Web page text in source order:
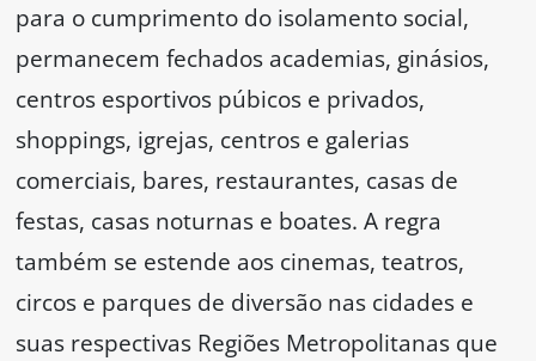
para o cumprimento do isolamento social,
permanecem fechados academias, ginásios,
centros esportivos púbicos e privados,
shoppings, igrejas, centros e galerias
comerciais, bares, restaurantes, casas de
festas, casas noturnas e boates. A regra
também se estende aos cinemas, teatros,
circos e parques de diversão nas cidades e
suas respectivas Regiões Metropolitanas que